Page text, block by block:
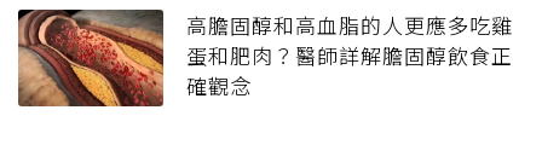
高膽固醇和高血脂的人更應多吃雞
蛋和肥肉？醫師詳解膽固醇飲食正
確觀念